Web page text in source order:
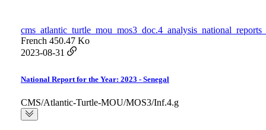
French 450.47 Ko
2023-08-31
National Report for the Year: 2023 - Senegal
CMS/Atlantic-Turtle-MOU/MOS3/Inf.4.g